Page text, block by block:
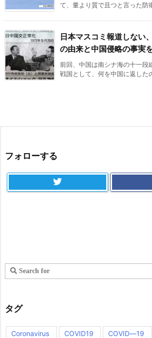
て、量より質で且つと言った防
日本マスコミ報道しない
の由来と中国侵略の事実
前回、中国は南シナ海の十一段
戦国として、何を中国に返した
フォローする
タグ
Coronavirus COVID19 COVID―19